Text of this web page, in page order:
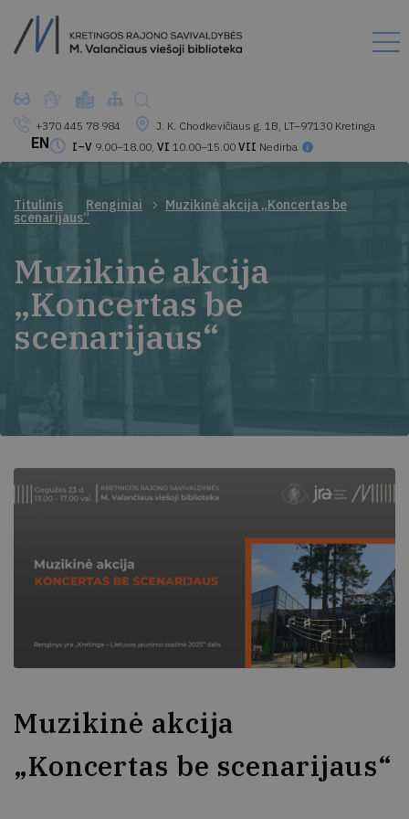
+370 445 78 984
J. K. Chodkevičiaus g. 1B, LT–97130 Kretinga
I–V 9.00–18.00, VI 10.00–15.00 VII Nedirba
EN
Titulinis Renginiai Muzikinė akcija „Koncertas be
scenarijaus“
Muzikinė akcija
„Koncertas be
scenarijaus“
Muzikinė akcija
„Koncertas be scenarijaus“